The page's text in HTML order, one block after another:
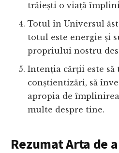
trăiești o viață
Totul în Universul
totul este energie și
propriului nostru
Intenția cărții este să
conștientizări, să
apropia de
multe despre tine.
Rezumat Arta de